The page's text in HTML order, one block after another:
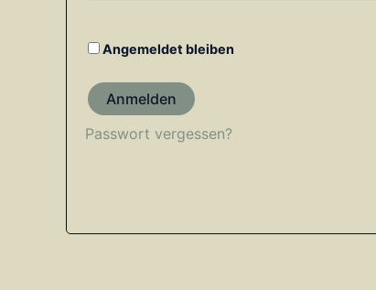
Angemeldet bleiben
Anmelden
Passwort vergessen?